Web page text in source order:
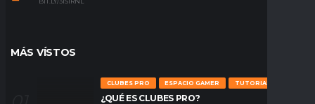
MÁS VÍSTOS
CLUBES PRO ESPACIO GAMER TUTORIALES
¿QUÉ ES CLUBES PRO?